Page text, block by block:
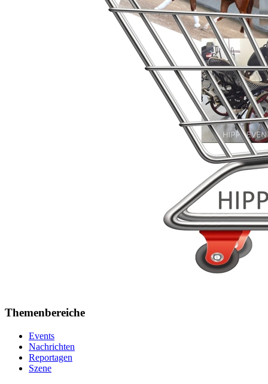
Themenbereiche
Events
Nachrichten
Reportagen
Szene